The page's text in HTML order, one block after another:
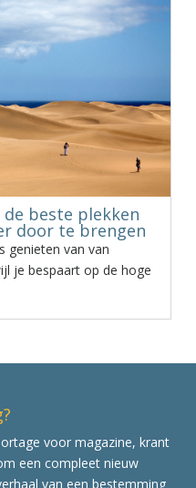
beste plekken
door te brengen
genieten van van
je bespaart op de hoge
voor magazine, krant
een compleet nieuw
van een bestemming